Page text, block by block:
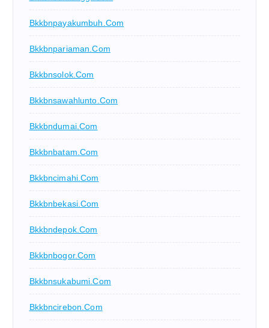
Bkkbnpayakumbuh.com
Bkkbnpariaman.com
Bkkbnsolok.com
Bkkbnsawahlunto.com
Bkkbndumai.com
Bkkbnbatam.com
Bkkbncimahi.com
Bkkbnbekasi.com
Bkkbndepok.com
Bkkbnbogor.com
Bkkbnsukabumi.com
Bkkbncirebon.com